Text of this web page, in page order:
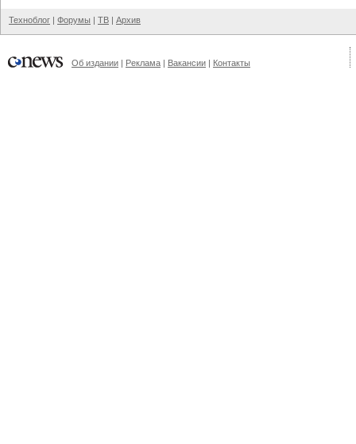
Техноблог | Форумы | ТВ | Архив
Об издании | Реклама | Вакансии | Контакты